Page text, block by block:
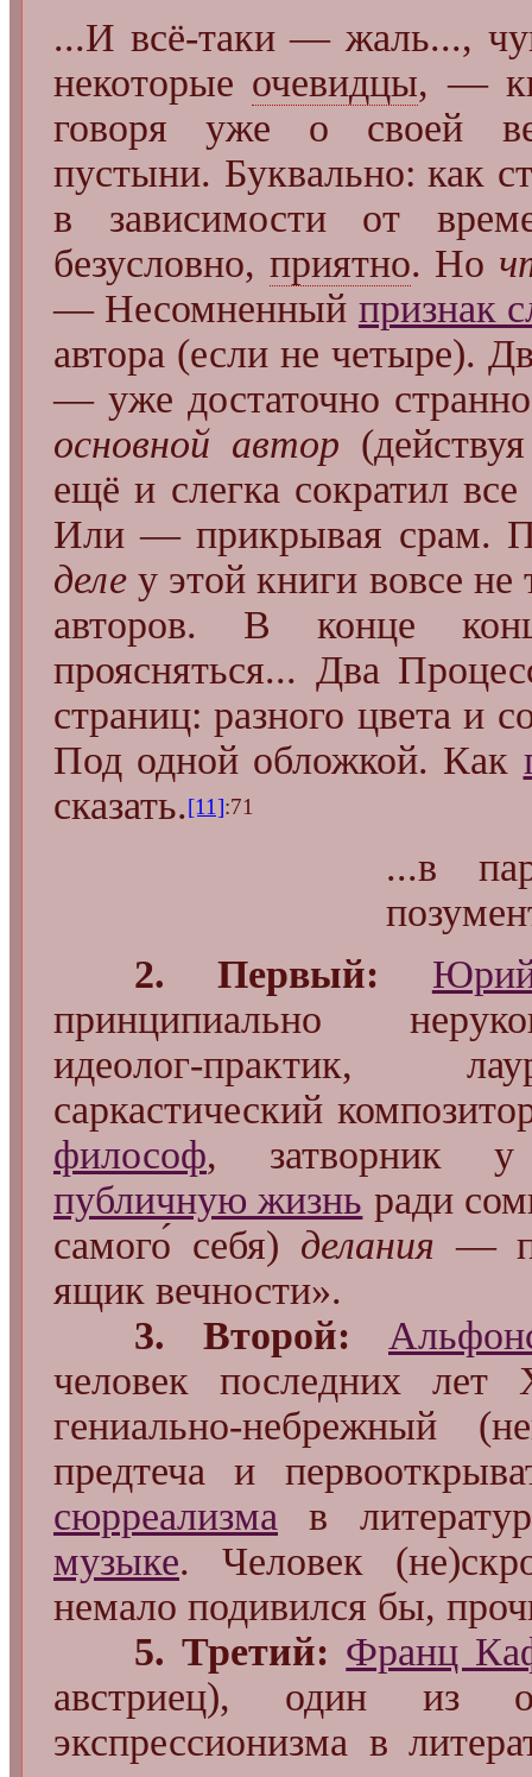
...И всё-таки — жаль...,
некоторые очевидцы, —
говоря уже о своей
пустыни. Буквально: как
в зависимости от
безусловно, приятно. Но
— Несомненный признак
автора (если не четыре).
— уже достаточно
основной автор
ещё и слегка сократил
Или — прикрывая срам.
деле у этой книги вовсе
авторов. В конце
проясняться... Два
страниц: разного цвета и
Под одной обложкой. Как
сказать.[11]:71
...в
2. Первый:
принципиально
идеолог-практик,
саркастический
философ, затворник
публичную жизнь ради
самого́ себя) делания —
ящик вечности».
3. Второй:
человек последних лет
гениально-небрежный
предтеча и
сюрреализма в
музыке. Человек
немало подивился бы,
5. Третий: Франц
австриец), один из
экспрессионизма в